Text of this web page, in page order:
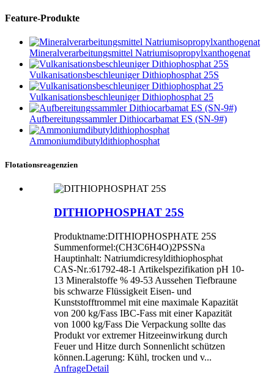
Feature-Produkte
Mineralverarbeitungsmittel Natriumisopropylxanthogenat
Vulkanisationsbeschleuniger Dithiophosphat 25S
Vulkanisationsbeschleuniger Dithiophosphat 25
Aufbereitungssammler Dithiocarbamat ES (SN-9#)
Ammoniumdibutyldithiophosphat
Flotationsreagenzien
DITHIOPHOSPHAT 25S
Produktname:DITHIOPHOSPHATE 25S
Summenformel:(CH3C6H4O)2PSSNa
Hauptinhalt: Natriumdicresyldithiophosphat
CAS-Nr.:61792-48-1 Artikelspezifikation pH 10-
13 Mineralstoffe % 49-53 Aussehen Tiefbraune
bis schwarze Flüssigkeit Eisen- und
Kunststofftrommel mit eine maximale Kapazität
von 200 kg/Fass IBC-Fass mit einer Kapazität
von 1000 kg/Fass Die Verpackung sollte das
Produkt vor extremer Hitzeeinwirkung durch
Feuer und Hitze durch Sonnenlicht schützen
können.Lagerung: Kühl, trocken und v...
AnfrageDetail